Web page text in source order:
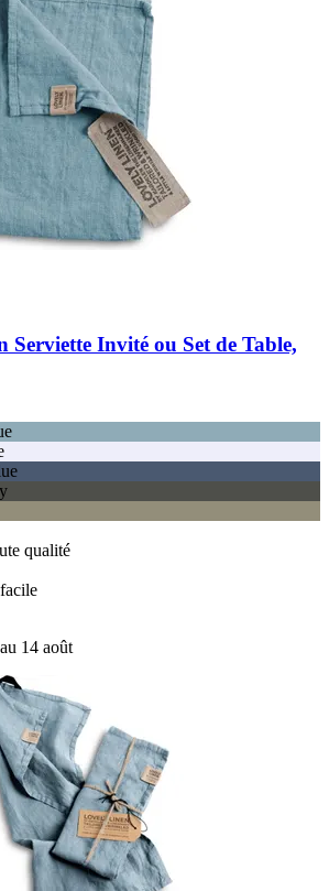
Serviette Invité ou Set de Table,
qualité
14 août